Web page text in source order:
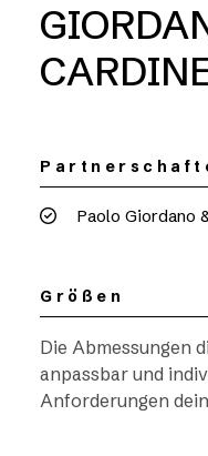
Paolo Giordano
Größen
Die Abmessungen
anpassbar und
Anforderungen